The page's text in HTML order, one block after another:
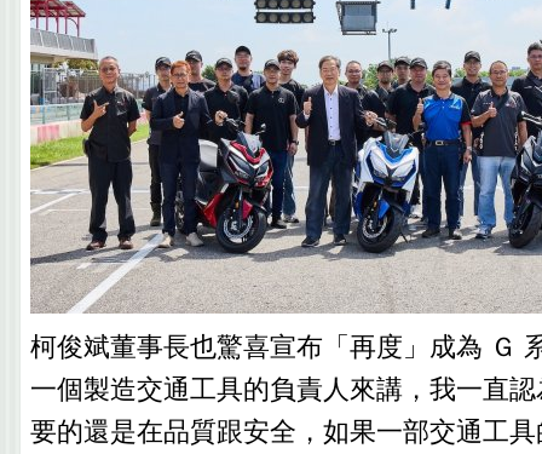
柯俊斌董事長也驚喜宣布「再度」成為 Ｇ
一個製造交通工具的負責人來講，我一直
要的還是在品質跟安全，如果一部交通工